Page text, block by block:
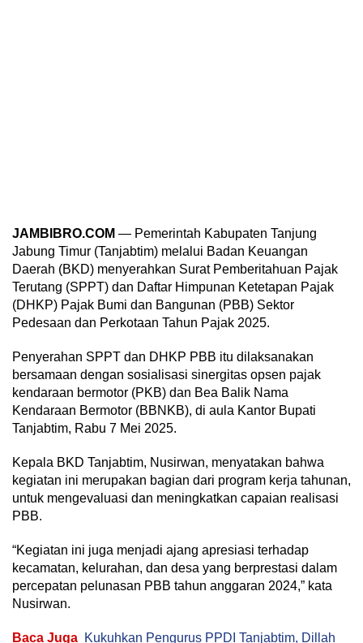
JAMBIBRO.COM — Pemerintah Kabupaten Tanjung
Jabung Timur (Tanjabtim) melalui Badan Keuangan
Daerah (BKD) menyerahkan Surat Pemberitahuan Pajak
Terutang (SPPT) dan Daftar Himpunan Ketetapan Pajak
(DHKP) Pajak Bumi dan Bangunan (PBB) Sektor
Pedesaan dan Perkotaan Tahun Pajak 2025.
Penyerahan SPPT dan DHKP PBB itu dilaksanakan
bersamaan dengan sosialisasi sinergitas opsen pajak
kendaraan bermotor (PKB) dan Bea Balik Nama
Kendaraan Bermotor (BBNKB), di aula Kantor Bupati
Tanjabtim, Rabu 7 Mei 2025.
Kepala BKD Tanjabtim, Nusirwan, menyatakan bahwa
kegiatan ini merupakan bagian dari program kerja tahunan,
untuk mengevaluasi dan meningkatkan capaian realisasi
PBB.
“Kegiatan ini juga menjadi ajang apresiasi terhadap
kecamatan, kelurahan, dan desa yang berprestasi dalam
percepatan pelunasan PBB tahun anggaran 2024,” kata
Nusirwan.
Baca Juga Kukuhkan Pengurus PPDI Tanjabtim, Dillah